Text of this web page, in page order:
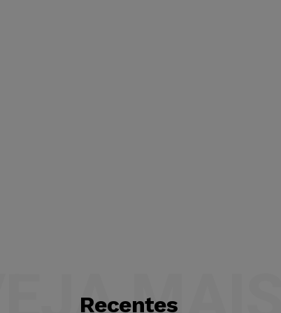
Recentes
VEJA